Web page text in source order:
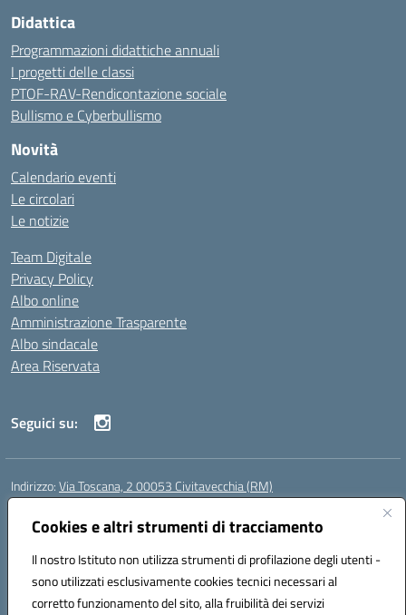
Cookies e altri strumenti di tracciamento
Il nostro Istituto non utilizza strumenti di profilazione degli utenti -
sono utilizzati esclusivamente cookies tecnici necessari al
corretto funzionamento del sito, alla fruibilità dei servizi
Didattica
Programmazioni didattiche annuali
I progetti delle classi
PTOF-RAV-Rendicontazione sociale
Bullismo e Cyberbullismo
Novità
Calendario eventi
Le circolari
Le notizie
Team Digitale
Privacy Policy
Albo online
Amministrazione Trasparente
Albo sindacale
Area Riservata
Seguici su:
Indirizzo:Via Toscana, 2 00053 Civitavecchia (RM)
Centralino:
Posta elettronica certificata (PEC):rmic8b900g@pec.istruzione.it
Codice fiscale: 91038380589
Codice meccanografico:RMIC8B900G
Codice Indice delle Pubbliche Amministrazioni (IPA): istsc_rmic8b900g